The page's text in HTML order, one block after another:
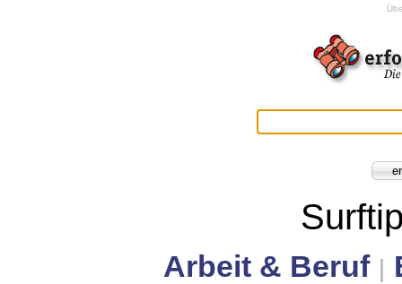
Arbeit & Beruf